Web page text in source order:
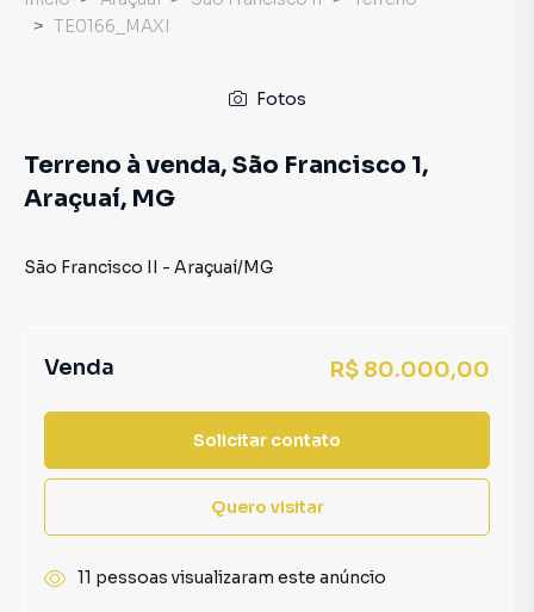
TE0166_MAXI
Fotos
Terreno à venda, São Francisco 1,
Araçuaí, MG
São Francisco II - Araçuaí/MG
Venda R$ 80.000,00
Solicitar contato
Quero visitar
11 pessoas visualizaram este anúncio